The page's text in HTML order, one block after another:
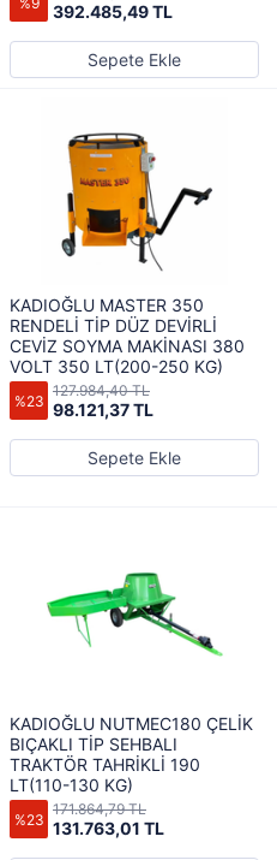
392.485,49 TL
Sepete Ekle
KADIOĞLU MASTER 350
RENDELİ TİP DÜZ DEVİRLİ
CEVİZ SOYMA MAKİNASI 380
VOLT 350 LT(200-250 KG)
%23 98.121,37 TL
127.984,40 TL
Sepete Ekle
KADIOĞLU NUTMEC180 ÇELİK
BIÇAKLI TİP SEHBALI
TRAKTÖR TAHRİKLİ 190
LT(110-130 KG)
%23 131.763,01 TL
171.864,79 TL